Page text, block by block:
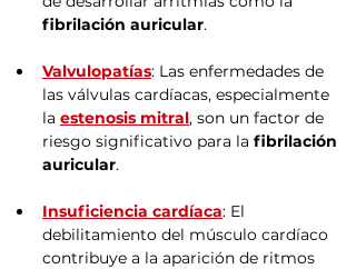
fibrilación auricular.
Valvulopatías: Las enfermedades de
las válvulas cardíacas, especialmente
la estenosis mitral, son un factor de
riesgo significativo para la fibrilación
auricular.
Insuficiencia cardíaca: El
debilitamiento del músculo cardíaco
contribuye a la aparición de ritmos